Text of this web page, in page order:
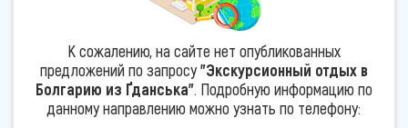
К сожалению, на сайте нет опубликованных
предложений по запросу"Экскурсионный отдых в
Болгарию из Ґданська". Подробную информацию по
данному направлению можно узнать по телефону: